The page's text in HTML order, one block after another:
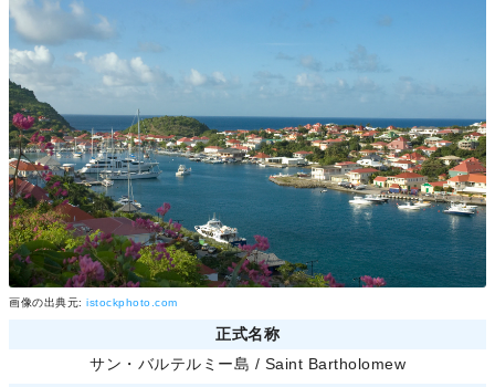
画像の出典元: istockphoto.com
正式名称
サン・バルテルミー島 / Saint Bartholomew